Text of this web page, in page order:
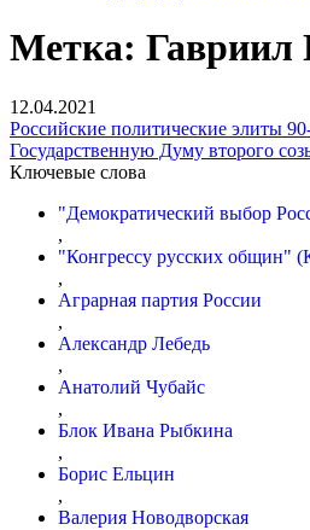
Метка: Гавриил
12.04.2021
Российские политические элиты
Государственную Думу второго
Ключевые слова
"Демократический выбор
,
"Конгрессу русских общин"
,
Аграрная партия России
,
Александр Лебедь
,
Анатолий Чубайс
,
Блок Ивана Рыбкина
,
Борис Ельцин
,
Валерия Новодворская